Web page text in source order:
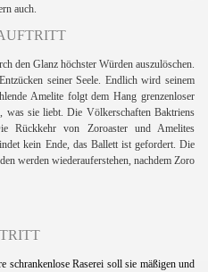
auch.
den Glanz höchster Würden auszulöschen.
seiner Seele. Endlich wird seinem
Amelite folgt dem Hang grenzenloser
was sie liebt. Die Völkerschaften Baktriens
Rückkehr von Zoroaster und Amelites
kein Ende, das Ballett ist gefordert. Die
werden wiederauferstehen, nachdem Zoro
schrankenlose Raserei soll sie mäßigen und